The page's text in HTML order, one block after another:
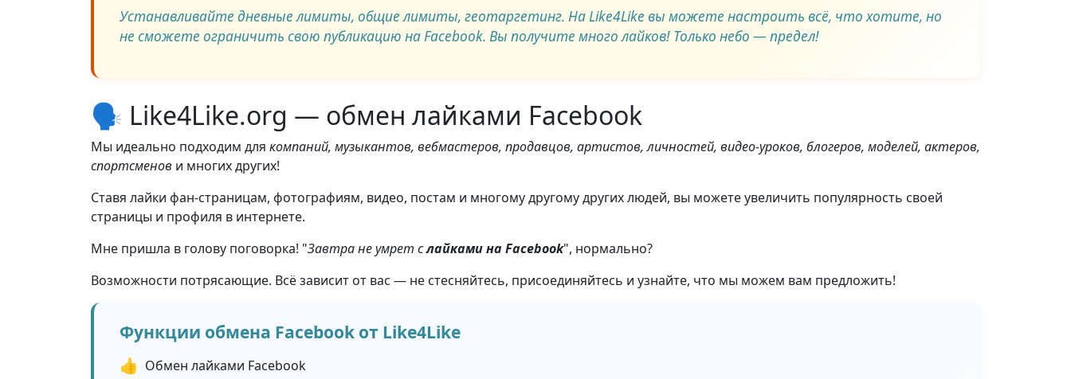
Устанавливайте дневные лимиты, общие лимиты, геотаргетинг. На Like4Like вы можете настроить всё, что хотите, но
не сможете ограничить свою публикацию на Facebook. Вы получите много лайков! Только небо — предел!
🗣️ Like4Like.org — обмен лайками Facebook
Мы идеально подходим для компаний, музыкантов, вебмастеров, продавцов, артистов, личностей, видео-уроков, блогеров, моделей, актеров,
спортсменов и многих других!
Ставя лайки фан-страницам, фотографиям, видео, постам и многому другому других людей, вы можете увеличить популярность своей
страницы и профиля в интернете.
Мне пришла в голову поговорка! "Завтра не умрет слайками на Facebook", нормально?
Возможности потрясающие. Всё зависит от вас — не стесняйтесь, присоединяйтесь и узнайте, что мы можем вам предложить!
Функции обмена Facebook от Like4Like
👍 Обмен лайками Facebook